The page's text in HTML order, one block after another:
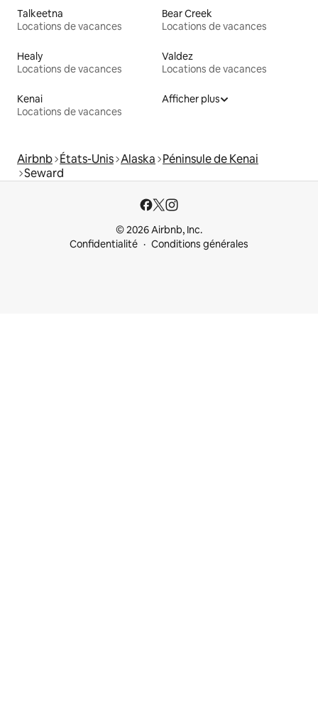
Talkeetna
Locations de vacances
Bear Creek
Locations de vacances
Healy
Locations de vacances
Valdez
Locations de vacances
Kenai
Locations de vacances
Afficher plus
Airbnb États-Unis Alaska Péninsule de Kenai
Seward
© 2026 Airbnb, Inc.
Confidentialité
Conditions générales